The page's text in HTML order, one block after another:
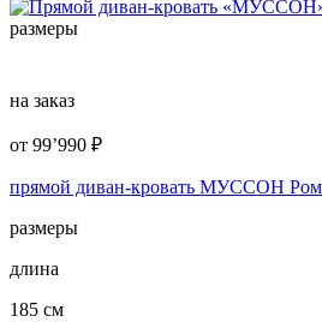
размеры
на заказ
от 99’990 ₽
прямой диван-кровать МУССОН
размеры
длина
185 см